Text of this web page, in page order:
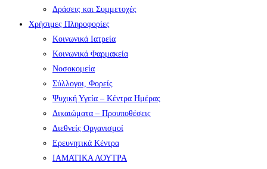
Δράσεις και Συμμετοχές
Χρήσιμες Πληροφορίες
Κοινωνικά Ιατρεία
Κοινωνικά Φαρμακεία
Νοσοκομεία
Σύλλογοι, Φορείς
Ψυχική Υγεία – Κέντρα Ημέρας
Δικαιώματα – Προυποθέσεις
Διεθνείς Οργανισμοί
Ερευνητικά Κέντρα
ΙΑΜΑΤΙΚΑ ΛΟΥΤΡΑ